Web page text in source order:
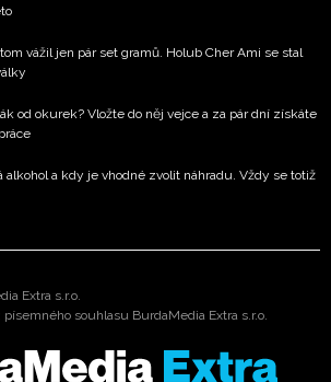
vážil jen pár set gramů. Holub Cher Ami se stal
od okurek? Vložte do něj vejce a za pár dní získáte
alkohol a kdy je vhodné zvolit náhradu. Vždy se totiž
Extra s.r.o.
souhlasu BurdaMedia Extra s.r.o.